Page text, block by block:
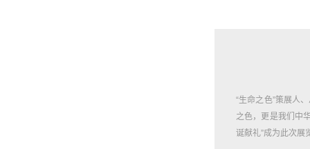
“生命之色”策展人
之色，更是我们中
诞献礼”成为此次展